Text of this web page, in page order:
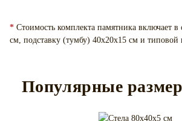
* Стоимость комплекта памятника включает в
см, подставку (тумбу) 40х20х15 см и типовой
Популярные